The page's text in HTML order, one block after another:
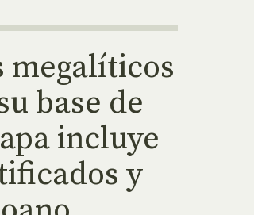
megalíticos
base de
incluye
y